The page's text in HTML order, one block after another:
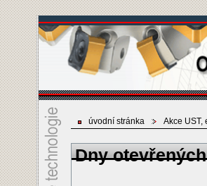
úvodní stránka Akce UST,
Dny